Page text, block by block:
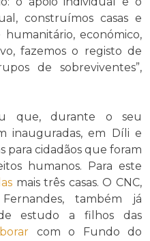
construímos casas e
humanitário, económico,
fazemos o registo de
de sobreviventes”,
que, durante o seu
inauguradas, em Díli e
para cidadãos que foram
humanos. Para este
mais três casas. O CNC,
também já
estudo a filhos das
com o Fundo do